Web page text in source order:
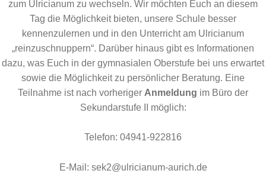
zum Ulricianum zu wechseln. Wir möchten Euch an diesem
Tag die Möglichkeit bieten, unsere Schule besser
kennenzulernen und in den Unterricht am Ulricianum
„reinzuschnuppern“. Darüber hinaus gibt es Informationen
dazu, was Euch in der gymnasialen Oberstufe bei uns erwartet
sowie die Möglichkeit zu persönlicher Beratung. Eine
Teilnahme ist nach vorheriger Anmeldung im Büro der
Sekundarstufe II möglich:
Telefon: 04941-922816
E-Mail: sek2@ulricianum-aurich.de